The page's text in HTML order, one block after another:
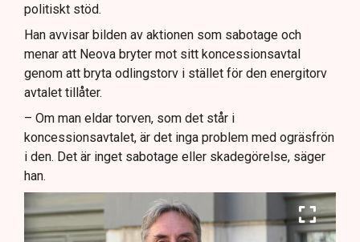
politiskt stöd.
Han avvisar bilden av aktionen som sabotage och
menar att Neova bryter mot sitt koncessionsavtal
genom att bryta odlingstorv i stället för den energitorv
avtalet tillåter.
– Om man eldar torven, som det står i
koncessionsavtalet, är det inga problem med ogräsfrön
i den. Det är inget sabotage eller skadegörelse, säger
han.